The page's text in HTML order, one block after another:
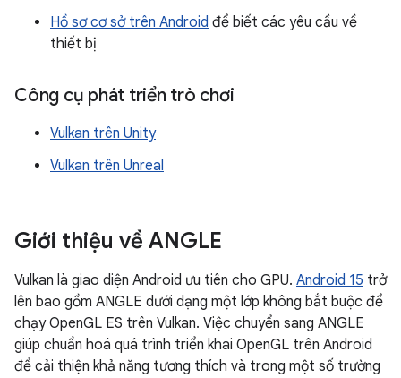
Hồ sơ cơ sở trên Android để biết các yêu cầu về
thiết bị
Công cụ phát triển trò chơi
Vulkan trên Unity
Vulkan trên Unreal
Giới thiệu về ANGLE
Vulkan là giao diện Android ưu tiên cho GPU. Android 15 trở
lên bao gồm ANGLE dưới dạng một lớp không bắt buộc để
chạy OpenGL ES trên Vulkan. Việc chuyển sang ANGLE
giúp chuẩn hoá quá trình triển khai OpenGL trên Android
để cải thiện khả năng tương thích và trong một số trường